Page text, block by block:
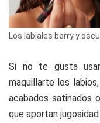
Los labiales berry y
Si no te gusta
maquillarte los
acabados satinados
que aportan